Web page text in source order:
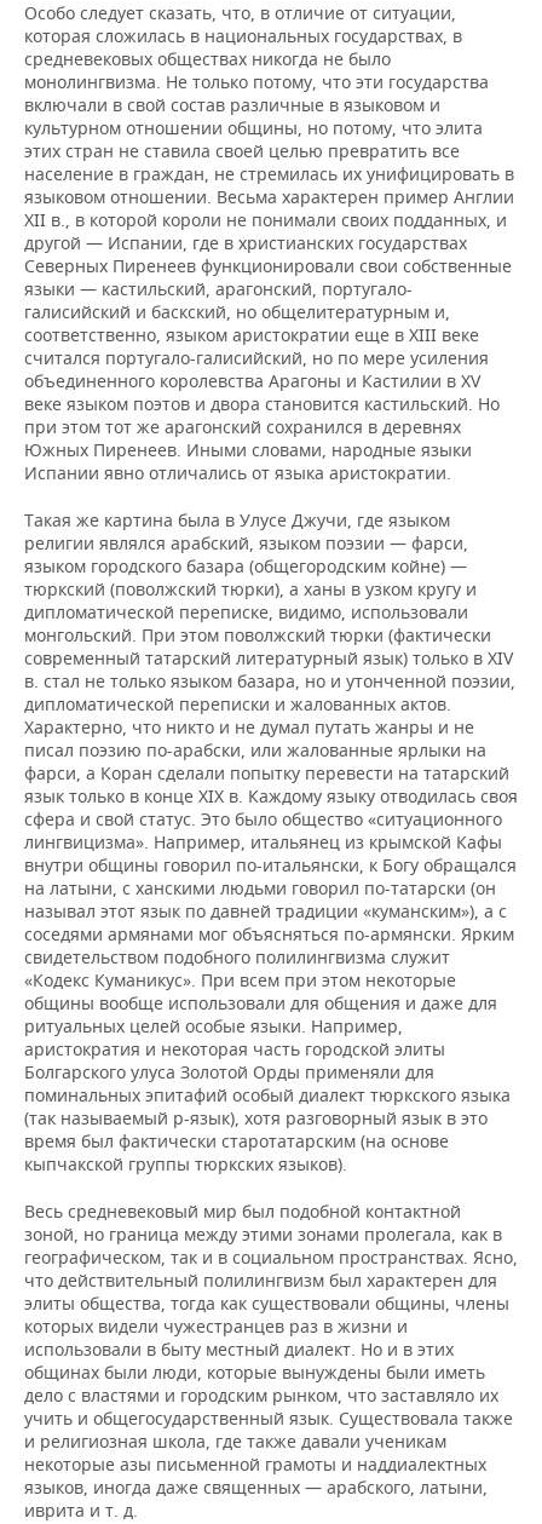
Особо следует сказать, что, в отличие от ситуации,
которая сложилась в национальных государствах, в
средневековых обществах никогда не было
монолингвизма. Не только потому, что эти государства
включали в свой состав различные в языковом и
культурном отношении общины, но потому, что элита
этих стран не ставила своей целью превратить все
население в граждан, не стремилась их унифицировать в
языковом отношении. Весьма характерен пример Англии
XII в., в которой короли не понимали своих подданных, и
другой — Испании, где в христианских государствах
Северных Пиренеев функционировали свои собственные
языки — кастильский, арагонский, португало-
галисийский и баскский, но общелитературным и,
соответственно, языком аристократии еще в XIII веке
считался португало-галисийский, но по мере усиления
объединенного королевства Арагоны и Кастилии в XV
веке языком поэтов и двора становится кастильский. Но
при этом тот же арагонский сохранился в деревнях
Южных Пиренеев. Иными словами, народные языки
Испании явно отличались от языка аристократии.
Такая же картина была в Улусе Джучи, где языком
религии являлся арабский, языком поэзии — фарси,
языком городского базара (общегородским койне) —
тюркский (поволжский тюрки), а ханы в узком кругу и
дипломатической переписке, видимо, использовали
монгольский. При этом поволжский тюрки (фактически
современный татарский литературный язык) только в XIV
в. стал не только языком базара, но и утонченной поэзии,
дипломатической переписки и жалованных актов.
Характерно, что никто и не думал путать жанры и не
писал поэзию по-арабски, или жалованные ярлыки на
фарси, а Коран сделали попытку перевести на татарский
язык только в конце XIX в. Каждому языку отводилась своя
сфера и свой статус. Это было общество «ситуационного
лингвицизма». Например, итальянец из крымской Кафы
внутри общины говорил по-итальянски, к Богу обращался
на латыни, с ханскими людьми говорил по-татарски (он
называл этот язык по давней традиции «куманским»), а с
соседями армянами мог объясняться по-армянски. Ярким
свидетельством подобного полилингвизма служит
«Кодекс Куманикус». При всем при этом некоторые
общины вообще использовали для общения и даже для
ритуальных целей особые языки. Например,
аристократия и некоторая часть городской элиты
Болгарского улуса Золотой Орды применяли для
поминальных эпитафий особый диалект тюркского языка
(так называемый р-язык), хотя разговорный язык в это
время был фактически старотатарским (на основе
кыпчакской группы тюркских языков).
Весь средневековый мир был подобной контактной
зоной, но граница между этими зонами пролегала, как в
географическом, так и в социальном пространствах. Ясно,
что действительный полилингвизм был характерен для
элиты общества, тогда как существовали общины, члены
которых видели чужестранцев раз в жизни и
использовали в быту местный диалект. Но и в этих
общинах были люди, которые вынуждены были иметь
дело с властями и городским рынком, что заставляло их
учить и общегосударственный язык. Существовала также
и религиозная школа, где также давали ученикам
некоторые азы письменной грамоты и наддиалектных
языков, иногда даже священных — арабского, латыни,
иврита и т. д.